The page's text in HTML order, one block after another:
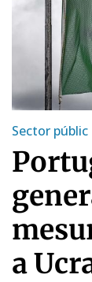
Sector públic
a